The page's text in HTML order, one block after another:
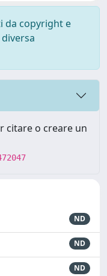
da copyright e
citare o creare un
ND
ND
ND